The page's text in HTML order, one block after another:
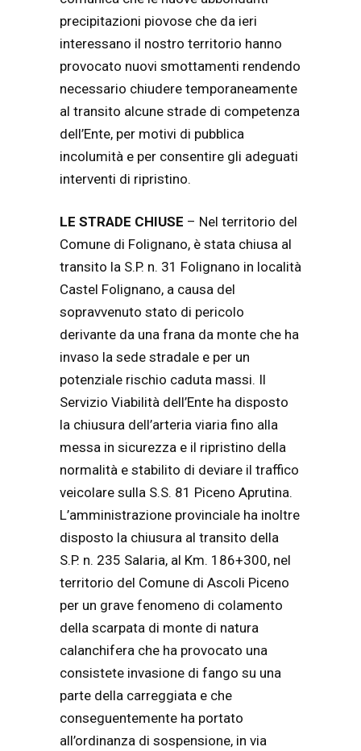
precipitazioni piovose che da ieri
interessano il nostro territorio hanno
provocato nuovi smottamenti rendendo
necessario chiudere temporaneamente
al transito alcune strade di competenza
dell’Ente, per motivi di pubblica
incolumità e per consentire gli adeguati
interventi di ripristino.
LE STRADE CHIUSE – Nel territorio del
Comune di Folignano, è stata chiusa al
transito la S.P. n. 31 Folignano in località
Castel Folignano, a causa del
sopravvenuto stato di pericolo
derivante da una frana da monte che ha
invaso la sede stradale e per un
potenziale rischio caduta massi. Il
Servizio Viabilità dell’Ente ha disposto
la chiusura dell’arteria viaria fino alla
messa in sicurezza e il ripristino della
normalità e stabilito di deviare il traffico
veicolare sulla S.S. 81 Piceno Aprutina.
L’amministrazione provinciale ha inoltre
disposto la chiusura al transito della
S.P. n. 235 Salaria, al Km. 186+300, nel
territorio del Comune di Ascoli Piceno
per un grave fenomeno di colamento
della scarpata di monte di natura
calanchifera che ha provocato una
consistete invasione di fango su una
parte della carreggiata e che
conseguentemente ha portato
all’ordinanza di sospensione, in via